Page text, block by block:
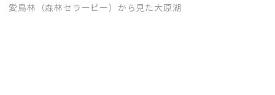
愛鳥林（森林セラーピー）から見た大原湖